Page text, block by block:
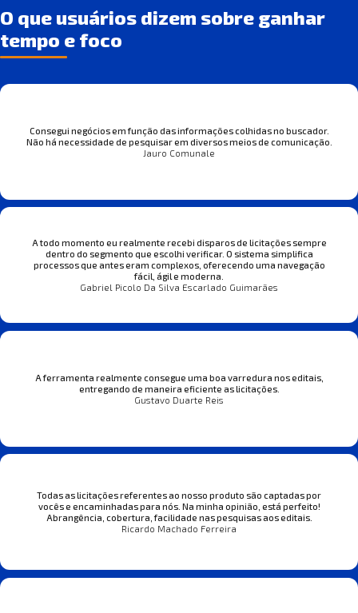
O que usuários dizem sobre ganhar
tempo e foco
Consegui negócios em função das informações colhidas no buscador.
Não há necessidade de pesquisar em diversos meios de comunicação.
Jauro Comunale
A todo momento eu realmente recebi disparos de licitações sempre
dentro do segmento que escolhi verificar. O sistema simplifica
processos que antes eram complexos, oferecendo uma navegação
fácil, ágil e moderna.
Gabriel Picolo Da Silva Escarlado Guimarães
A ferramenta realmente consegue uma boa varredura nos editais,
entregando de maneira eficiente as licitações.
Gustavo Duarte Reis
Todas as licitações referentes ao nosso produto são captadas por
vocês e encaminhadas para nós. Na minha opinião, está perfeito!
Abrangência, cobertura, facilidade nas pesquisas aos editais.
Ricardo Machado Ferreira